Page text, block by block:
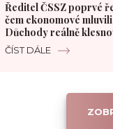
Ředitel ČSSZ poprvé
čem ekonomové
Důchody reálně
měsíčně
ČÍST DÁLE